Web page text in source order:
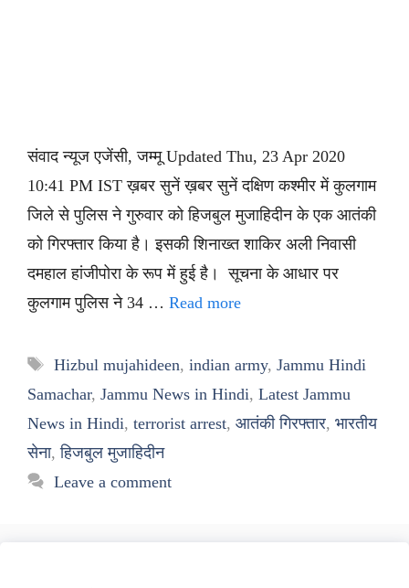
संवाद न्यूज एजेंसी, जम्मू Updated Thu, 23 Apr 2020
10:41 PM IST ख़बर सुनें ख़बर सुनें दक्षिण कश्मीर में कुलगाम
जिले से पुलिस ने गुरुवार को हिजबुल मुजाहिदीन के एक आतंकी
को गिरफ्तार किया है। इसकी शिनाख्त शाकिर अली निवासी
दमहाल हांजीपोरा के रूप में हुई है। सूचना के आधार पर
कुलगाम पुलिस ने 34 … Read more
Tags
Hizbul mujahideen, indian army, Jammu Hindi
Samachar, Jammu News in Hindi, Latest Jammu
News in Hindi, terrorist arrest, आतंकी गिरफ्तार, भारतीय
सेना,हिजबुल मुजाहिदीन
Leave a comment